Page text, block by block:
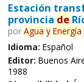
Estación
provincia de
por Agua y Energía
Idioma: Español
Editor: Buenos
1988